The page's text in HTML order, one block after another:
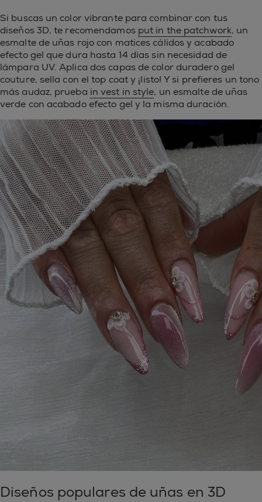
Si buscas un color vibrante para combinar con tus
diseños 3D, te recomendamos put in the patchwork, un
esmalte de uñas rojo con matices cálidos y acabado
efecto gel que dura hasta 14 días sin necesidad de
lámpara UV. Aplica dos capas de color duradero gel
couture, sella con el top coat y ¡listo! Y si prefieres un tono
más audaz, prueba in vest in style, un esmalte de uñas
verde con acabado efecto gel y la misma duración.
Diseños populares de uñas en 3D